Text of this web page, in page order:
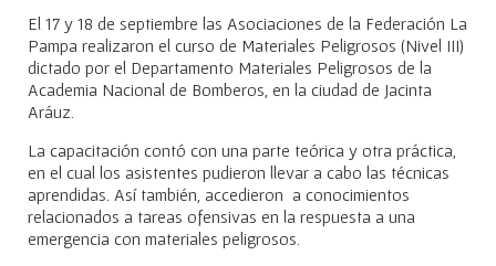
El 17 y 18 de septiembre las Asociaciones de la Federación La
Pampa realizaron el curso de Materiales Peligrosos (Nivel III)
dictado por el Departamento Materiales Peligrosos de la
Academia Nacional de Bomberos, en la ciudad de Jacinta
Aráuz.
La capacitación contó con una parte teórica y otra práctica,
en el cual los asistentes pudieron llevar a cabo las técnicas
aprendidas. Así también, accedieron a conocimientos
relacionados a tareas ofensivas en la respuesta a una
emergencia con materiales peligrosos.